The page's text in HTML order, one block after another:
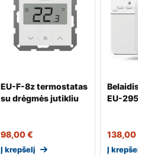
EU-F-8z termostatas
su drėgmės jutikliu
98,00€
Į krepšelį
Belaidis
EU-
138,00
Į krepšelį